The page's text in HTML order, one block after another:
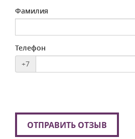
Фамилия
Телефон
+7
ОТПРАВИТЬ ОТЗЫВ